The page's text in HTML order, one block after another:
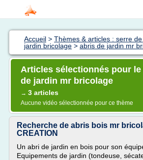
Accueil > Thèmes & articles : serre
jardin bricolage > abris de jardin mr
Articles sélectionnés pour
de jardin mr bricolage
→ 3 articles
Aucune vidéo sélectionnée pour ce thème
Recherche de abris bois mr
CREATION
Un abri de jardin en bois pour son
Equipements de jardin (tondeuse,